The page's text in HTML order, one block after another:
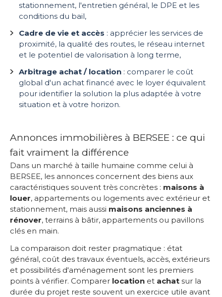
stationnement, l'entretien général, le DPE et les
conditions du bail,
Cadre de vie et accès : apprécier les services de
proximité, la qualité des routes, le réseau internet
et le potentiel de valorisation à long terme,
Arbitrage achat / location : comparer le coût
global d'un achat financé avec le loyer équivalent
pour identifier la solution la plus adaptée à votre
situation et à votre horizon.
Annonces immobilières à BERSEE : ce qui
fait vraiment la différence
Dans un marché à taille humaine comme celui à
BERSEE, les annonces concernent des biens aux
caractéristiques souvent très concrètes : maisons à
louer, appartements ou logements avec extérieur et
stationnement, mais aussi maisons anciennes à
rénover, terrains à bâtir, appartements ou pavillons
clés en main.
La comparaison doit rester pragmatique : état
général, coût des travaux éventuels, accès, extérieurs
et possibilités d'aménagement sont les premiers
points à vérifier. Comparer location et achat sur la
durée du projet reste souvent un exercice utile avant